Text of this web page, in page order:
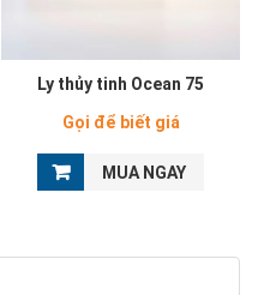
Ly thủy tinh Ocean 75
Gọi để biết giá
MUA NGAY